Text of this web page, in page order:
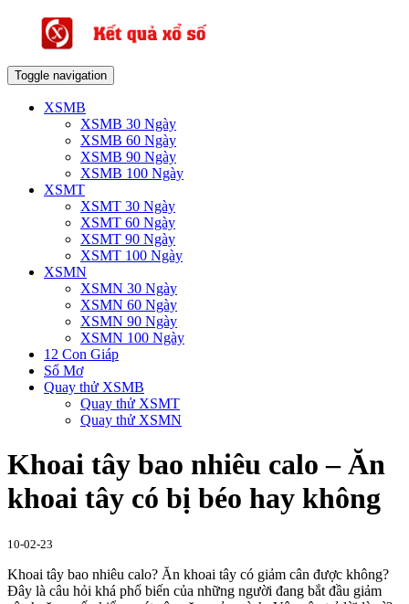
Toggle navigation
XSMB
XSMB 30 Ngày
XSMB 60 Ngày
XSMB 90 Ngày
XSMB 100 Ngày
XSMT
XSMT 30 Ngày
XSMT 60 Ngày
XSMT 90 Ngày
XSMT 100 Ngày
XSMN
XSMN 30 Ngày
XSMN 60 Ngày
XSMN 90 Ngày
XSMN 100 Ngày
12 Con Giáp
Sổ Mơ
Quay thử XSMB
Quay thử XSMT
Quay thử XSMN
Khoai tây bao nhiêu calo – Ăn
khoai tây có bị béo hay không
10-02-23
Khoai tây bao nhiêu calo? Ăn khoai tây có giảm cân được không?
Đây là câu hỏi khá phổ biến của những người đang bắt đầu giảm